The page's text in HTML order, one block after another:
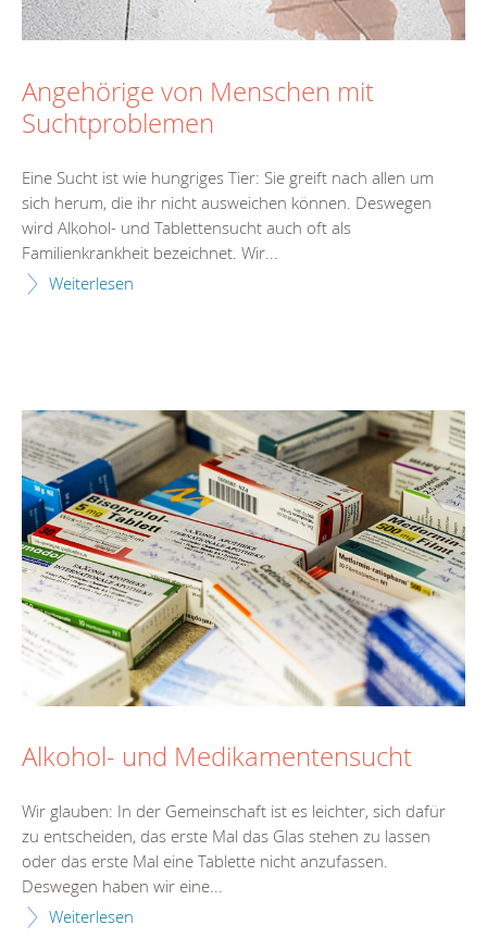
Angehörige von Menschen mit
Suchtproblemen
Eine Sucht ist wie hungriges Tier: Sie greift nach allen um
sich herum, die ihr nicht ausweichen können. Deswegen
wird Alkohol- und Tablettensucht auch oft als
Familienkrankheit bezeichnet. Wir...
Weiterlesen
Alkohol- und Medikamentensucht
Wir glauben: In der Gemeinschaft ist es leichter, sich dafür
zu entscheiden, das erste Mal das Glas stehen zu lassen
oder das erste Mal eine Tablette nicht anzufassen.
Deswegen haben wir eine...
Weiterlesen